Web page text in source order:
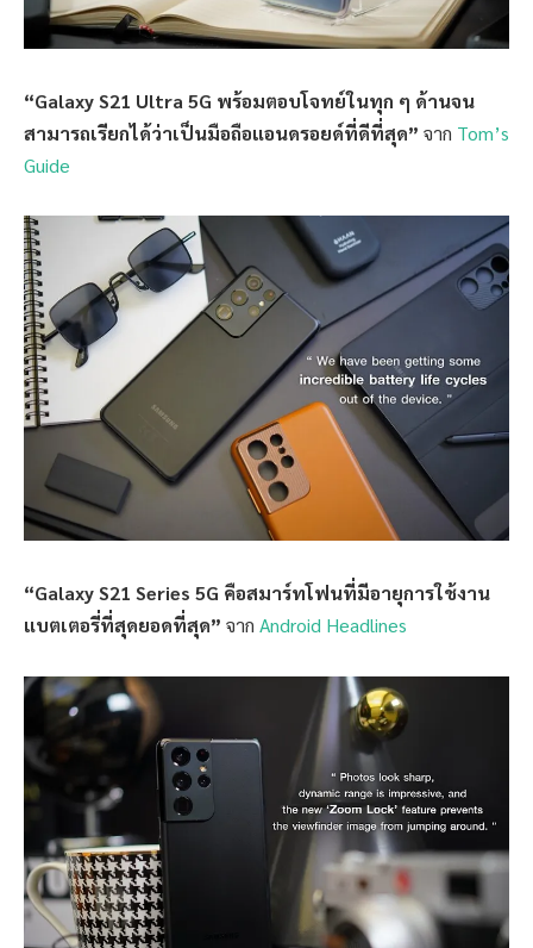
“Galaxy S21 Ultra 5G พร้อมตอบโจทย์ในทุก ๆ ด้านจน
สามารถเรียกได้ว่าเป็นมือถือแอนดรอยด์ที่ดีที่สุด” จาก Tom’s
Guide
“Galaxy S21 Series 5G คือสมาร์ทโฟนที่มีอายุการใช้งาน
แบตเตอรี่ที่สุดยอดที่สุด” จาก Android Headlines